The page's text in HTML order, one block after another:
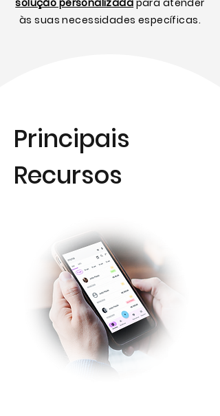
solução personalizada para atender
às suas necessidades específicas.
Principais
Recursos